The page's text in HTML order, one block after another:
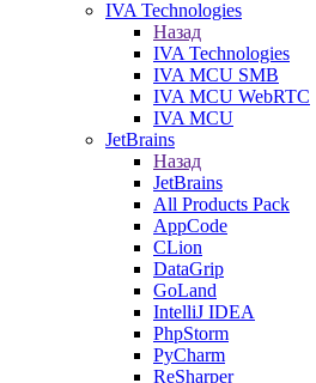
IVA Technologies
Назад
IVA Technologies
IVA MCU SMB
IVA MCU WebRTC
IVA MCU
JetBrains
Назад
JetBrains
All Products Pack
AppCode
CLion
DataGrip
GoLand
IntelliJ IDEA
PhpStorm
PyCharm
ReSharper